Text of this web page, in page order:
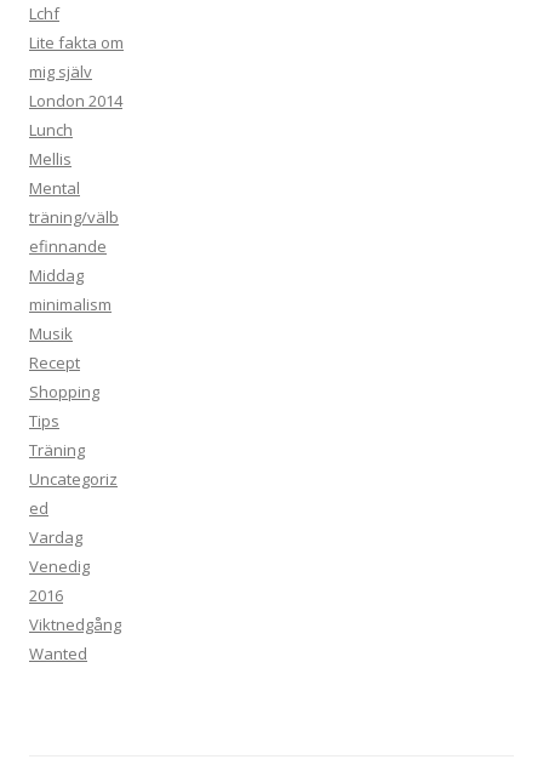
Lchf
Lite fakta om
mig själv
London 2014
Lunch
Mellis
Mental
träning/välb
efinnande
Middag
minimalism
Musik
Recept
Shopping
Tips
Träning
Uncategoriz
ed
Vardag
Venedig
2016
Viktnedgång
Wanted